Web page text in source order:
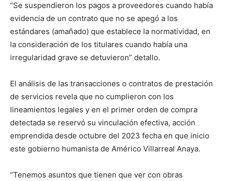
“Se suspendieron los pagos a proveedores cuando había
evidencia de un contrato que no se apegó a los
estándares (amañado) que establece la normatividad, en
la consideración de los titulares cuando había una
irregularidad grave se detuvieron” detallo.
El análisis de las transacciones o contratos de prestación
de servicios revela que no cumplieron con los
lineamientos legales y en el primer orden de compra
detectada se reservó su vinculación efectiva, acción
emprendida desde octubre del 2023 fecha en que inicio
este gobierno humanista de Américo Villarreal Anaya.
“Tenemos asuntos que tienen que ver con obras